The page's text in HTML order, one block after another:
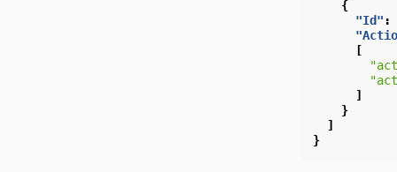
{
"Id" :
[
]
}
]
}